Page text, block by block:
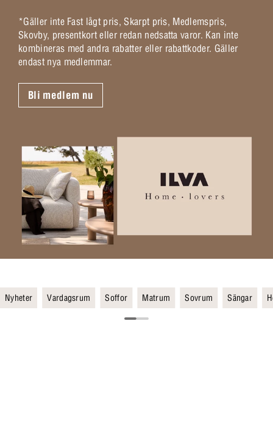
*Gäller inte Fast lågt pris, Skarpt pris, Medlemspris,
Skovby, presentkort eller redan nedsatta varor. Kan inte
kombineras med andra rabatter eller rabattkoder. Gäller
endast nya medlemmar.
Bli medlem nu
Nyheter Vardagsrum Soffor Matrum Sovrum Sängar